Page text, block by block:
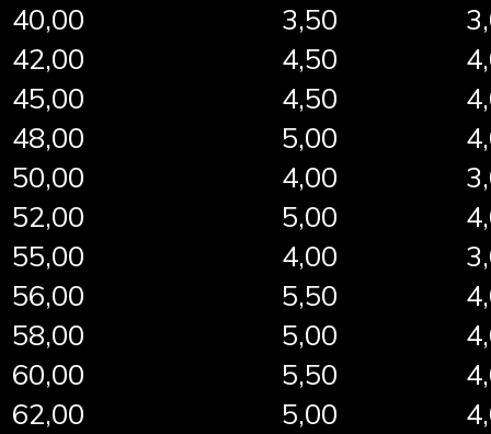
40,00
3,50
42,00
4,50
45,00
4,50
48,00
5,00
50,00
4,00
52,00
5,00
55,00
4,00
56,00
5,50
58,00
5,00
60,00
5,50
62,00
5,00